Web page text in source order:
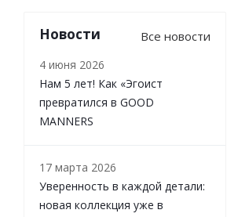
Новости Все новости
4 июня 2026
Нам 5 лет! Как «Эгоист
превратился в GOOD
MANNERS
17 марта 2026
Уверенность в каждой детали:
новая коллекция уже в